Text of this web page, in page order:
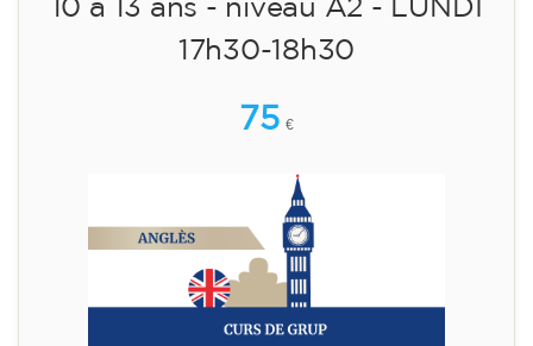
14/09/2026
18:00
🏷️ Prix par mensualité : 113 €
(+ matériel 51 €, paiement unique)
✔️ À partir du 1ᵉʳ août 2026 : inscription +
matériel inclus 95 € (paiement unique)
Places limitées !